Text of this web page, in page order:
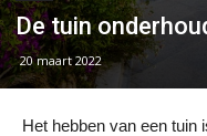
De tuin
20 maart 2022
Het hebben van een tuin